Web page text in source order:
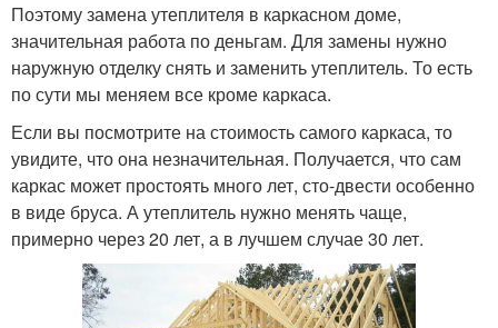
Поэтому замена утеплителя в каркасном доме,
значительная работа по деньгам. Для замены нужно
наружную отделку снять и заменить утеплитель. То есть
по сути мы меняем все кроме каркаса.
Если вы посмотрите на стоимость самого каркаса, то
увидите, что она незначительная. Получается, что сам
каркас может простоять много лет, сто-двести особенно
в виде бруса. А утеплитель нужно менять чаще,
примерно через 20 лет, а в лучшем случае 30 лет.